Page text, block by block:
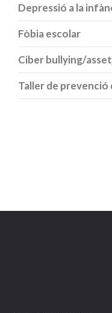
Depressió a la
Fòbia escolar
Ciber bullying/
Taller de prevenció